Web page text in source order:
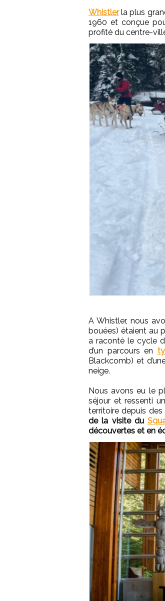
Whistlerla plus
1960 et conçue
profité du centre-
A Whistler, nous
bouées) étaient au
a raconté le cycle
d’un parcours en
Blackcomb) et
neige.
Nous avons eu le
séjour et ressenti
territoire depuis
de la visite du
découvertes et en